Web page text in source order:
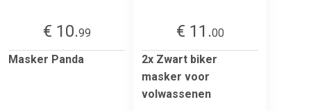
€ 10.99
Masker Panda
€ 11.00
2x Zwart biker
masker voor
volwassenen